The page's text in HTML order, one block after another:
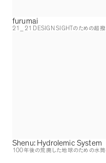
furumai
21_21 DESIGN SIGHTのための超
Shenu: Hydrolemic System
100年後の荒廃した地球のための水筒